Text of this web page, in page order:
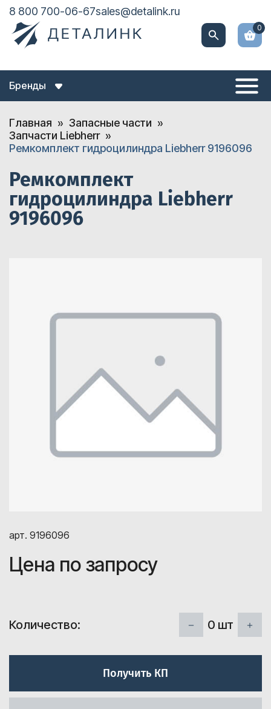
8 800 700-06-67sales@detalink.ru
0
Бренды
Главная
Запасные части
Запчасти Liebherr
Ремкомплект гидроцилиндра Liebherr 9196096
Ремкомплект
гидроцилиндра Liebherr
9196096
арт. 9196096
Цена по запросу
Количество: 0 шт
Получить КП